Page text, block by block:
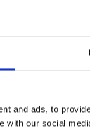
and ads, to
with our social
Fågelvik
Här slutar
känns tillvaron